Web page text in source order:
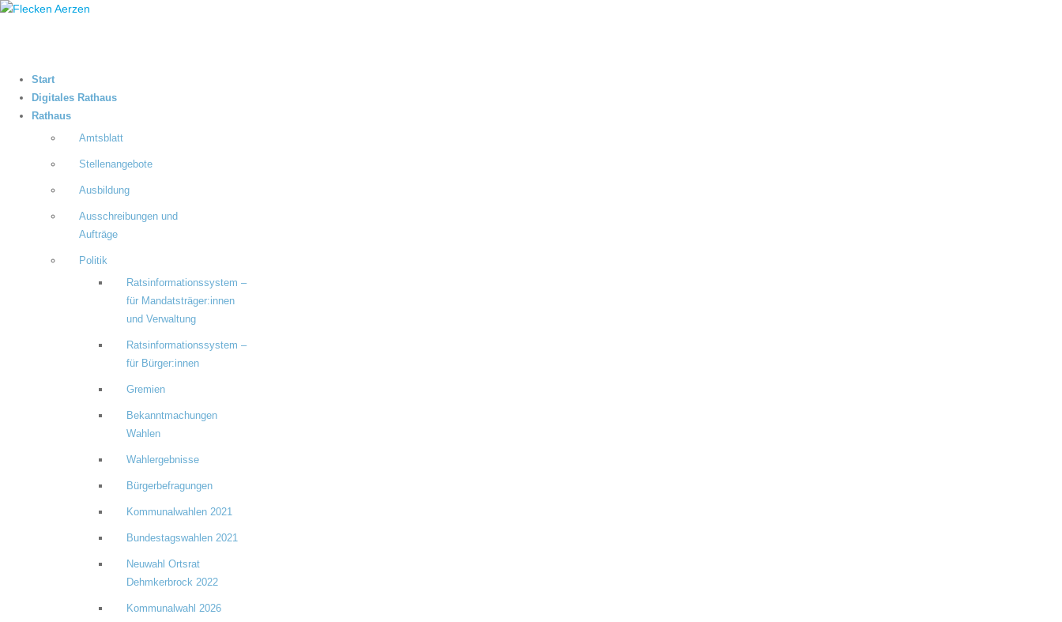
Start
Digitales Rathaus
Rathaus
Amtsblatt
Stellenangebote
Ausbildung
Ausschreibungen und
Aufträge
Politik
Ratsinformationssystem –
für Mandatsträger:innen
und Verwaltung
Ratsinformationssystem –
für Bürger:innen
Gremien
Bekanntmachungen
Wahlen
Wahlergebnisse
Bürgerbefragungen
Kommunalwahlen 2021
Bundestagswahlen 2021
Neuwahl Ortsrat
Dehmkerbrock 2022
Kommunalwahl 2026